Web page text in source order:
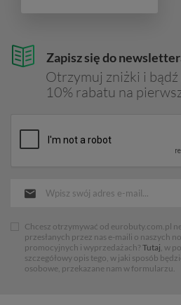
Zapisz się do
Otrzymuj zniżki i bądź
10% rabatu na
Chcesz otrzymywać od eurobuty.com.pl
przesłanych przez nas e-maili o naszych
promocyjnych i wyprzedażach? Tutaj, w
szczegółowy opis tego, w jaki sposób
osobowe, przekazane nam w formularzu.